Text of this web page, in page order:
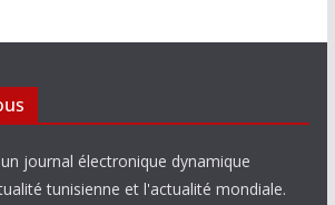
journal électronique dynamique
tunisienne et l'actualité mondiale.